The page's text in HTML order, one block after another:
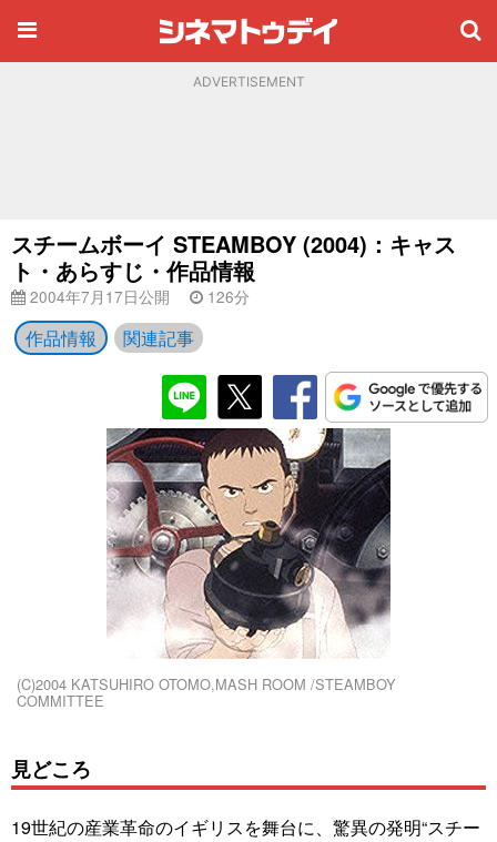
ADVERTISEMENT
スチームボーイ STEAMBOY (2004)：キャス
ト・あらすじ・作品情報
2004年7月17日公開 126分
作品情報 関連記事
(C)2004 KATSUHIRO OTOMO,MASH ROOM /STEAMBOY
COMMITTEE
見どころ
19世紀の産業革命のイギリスを舞台に、驚異の発明“スチー